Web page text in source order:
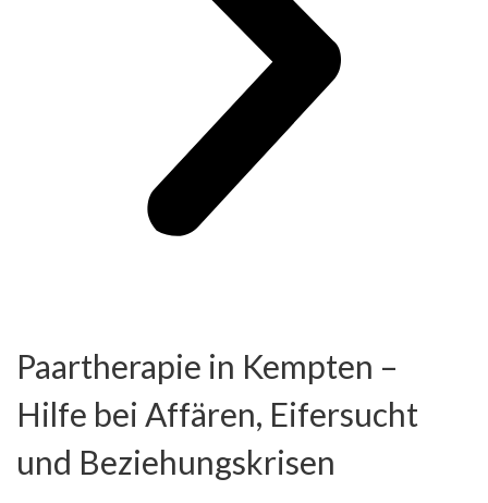
Paartherapie in Kempten –
Hilfe bei Affären, Eifersucht
und Beziehungskrisen